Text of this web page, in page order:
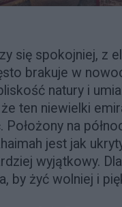
się spokojniej, z
brakuje w
natury i
ten niewielki
na
jest jak
wyjątkowy.
by żyć wolniej i